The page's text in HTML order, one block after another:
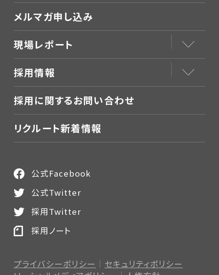
メルマガ申し込み
現場レポート
採用情報
採用に関するお問い合わせ
リクルート新着情報
プライバシーポリシー
セキュリティポリシー
公式Facebook
公式Twitter
採用Twitter
採用ノート